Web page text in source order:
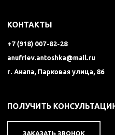
КОНТАКТЫ
+7 (918) 007-82-28
anufriev.antoshka@mail.ru
г. Анапа, Парковая улица, 86
ПОЛУЧИТЬ
ЗАКАЗАТЬ ЗВОНОК